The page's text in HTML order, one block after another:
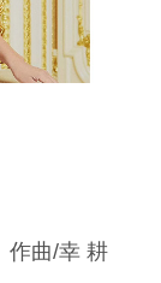
作曲/幸 耕